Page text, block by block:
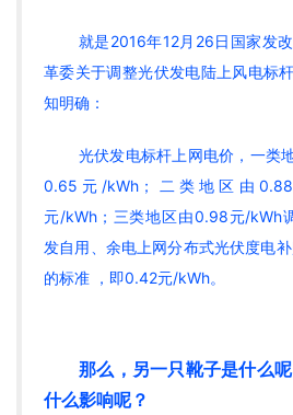
就是2016年12月26日国家发
革委关于调整光伏发电陆上风电标
知明确：
光伏发电标杆上网电价，一类
0.65元/kWh；二类地区由
元/kWh；三类地区由0.98元/kWh
发自用、余电上网分布式光伏度电
的标准 ，即0.42元/kWh。
那么，另一只靴子是什么
什么影响呢？